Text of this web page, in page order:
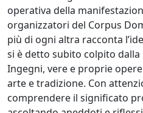
operativa della
organizzatori del Corpus
più di ogni altra racconta
si è detto subito colpito
Ingegni, vere e proprie
arte e tradizione. Con
comprendere il significato